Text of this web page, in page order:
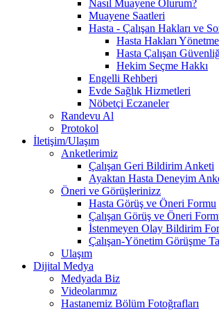
Nasıl Muayene Olurum?
Muayene Saatleri
Hasta - Çalışan Hakları ve
Hasta Hakları
Hasta Çalışan
Hekim Seçme Hakkı
Engelli Rehberi
Evde Sağlık Hizmetleri
Nöbetçi Eczaneler
Randevu Al
Protokol
İletişim/Ulaşım
Anketlerimiz
Çalışan Geri Bildirim Anketi
Ayaktan Hasta Deneyim
Öneri ve Görüşlerinizz
Hasta Görüş ve Öneri Formu
Çalışan Görüş ve Öneri
İstenmeyen Olay Bildirim
Çalışan-Yönetim Görüşme
Ulaşım
Dijital Medya
Medyada Biz
Videolarımız
Hastanemiz Bölüm Fotoğrafları